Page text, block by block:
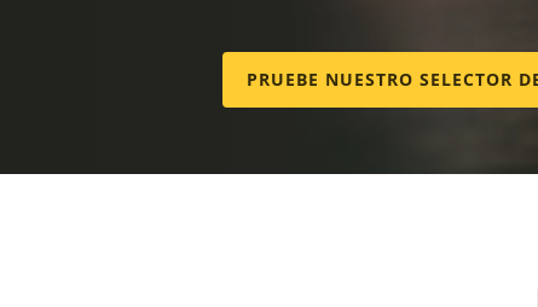
PRUEBE NUESTRO SELECTOR